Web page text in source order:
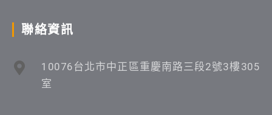
聯絡資訊
10076台北市中正區重慶南路三段2號3樓305
室